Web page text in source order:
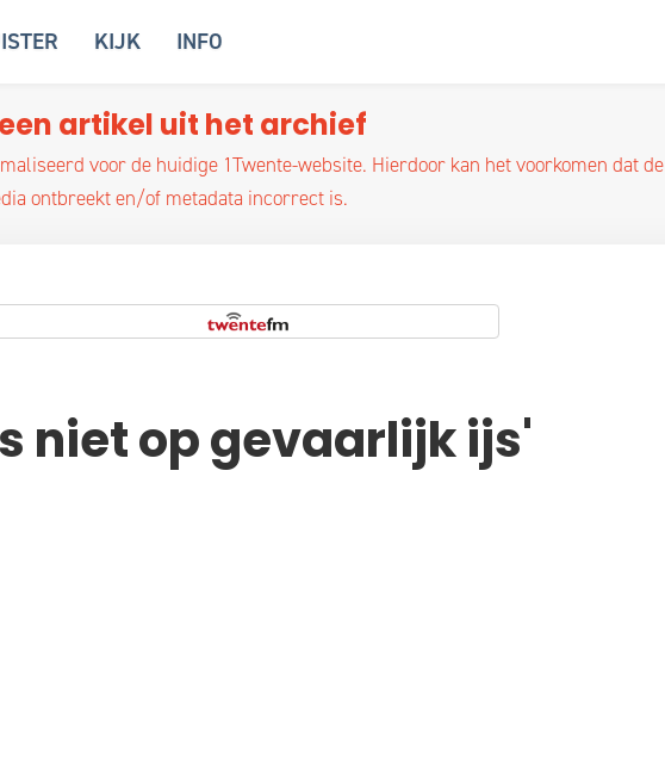
KIJK INFO
artikel uit het archief
voor de huidige 1Twente-website. Hierdoor kan het voorkomen dat de
ontbreekt en/of metadata incorrect is.
niet op gevaarlijk ijs'